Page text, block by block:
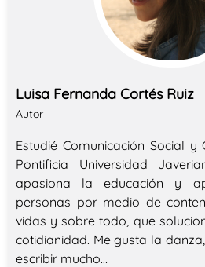
Luisa Fernanda Cortés Ruiz
Autor
Estudié Comunicación Social y
Pontificia Universidad
apasiona la educación y
personas por medio de
vidas y sobre todo, que
cotidianidad. Me gusta la
escribir mucho…